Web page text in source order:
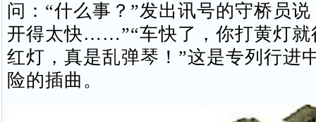
问：“什么事？”发出讯号的守桥员
开得太快……”“车快了，你打黄灯就
红灯，真是乱弹琴！”这是专列行进
险的插曲。